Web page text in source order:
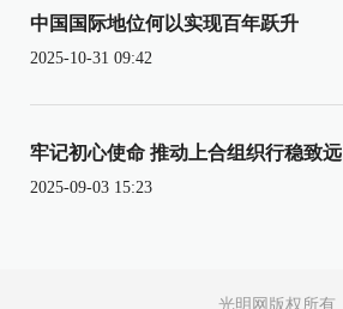
中国国际地位何以实现百年跃升
2025-10-31 09:42
牢记初心使命 推动上合组织行稳致远
2025-09-03 15:23
光明网版权所有